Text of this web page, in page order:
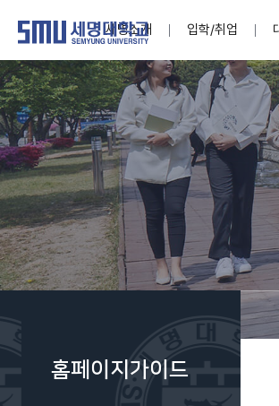
세명소개
세명소개
인재양성이 국가의 미래
세상을 밝게 비추는 인재양성
사이버투어 홍보브로슈어
입학/취업
입학/취업
인재양성이 국가의 미래
세상을 밝게 비추는 인재양성
사이버투어 홍보브로슈어
대학/대학원
인재양성이 국가의 미래
세상을 밝게 비추는 인재양성
사이버투어 홍보브로슈어
학사지원
인재양성이 국가의 미래
세상을 밝게 비추는 인재양성
사이버투어 홍보브로슈어
대학생활
인재양성이 국가의 미래
세상을 밝게 비추는 인재양성
사이버투어 홍보브로슈어
연구/산학
인재양성이 국가의 미래
세상을 밝게 비추는 인재양성
사이버투어 홍보브로슈어
기관/시설
인재양성이 국가의 미래
세상을 밝게 비추는 인재양성
사이버투어 홍보브로슈어
SMU Story
인재양성이 국가의 미래
세상을 밝게 비추는 인재양성
사이버투어 홍보브로슈어
소통·공감
인재양성이 국가의 미래
세상을 밝게 비추는 인재양성
사이버투어 홍보브로슈어
학교기업
인재양성이 국가의 미래
세상을 밝게 비추는 인재양성
사이버투어 홍보브로슈어
홈페이지가이드